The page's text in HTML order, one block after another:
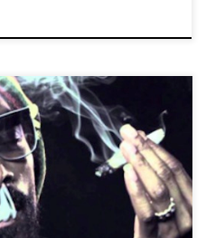
medycznego wciąż trwa,
wierzących w jej
którzy wręcz zniechęcają
nakłaniać Cię do popierania
abyś wiedział, co to używane
ze sobą niesie. Tylko w ten